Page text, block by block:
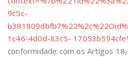
9c5c-
1c46-4d0d-83c5-
conformidade com os Artigos